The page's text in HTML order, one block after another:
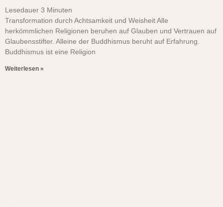
Lesedauer 3 Minuten
Transformation durch Achtsamkeit und Weisheit Alle
herkömmlichen Religionen beruhen auf Glauben und Vertrauen auf
Glaubensstifter. Alleine der Buddhismus beruht auf Erfahrung.
Buddhismus ist eine Religion
Weiterlesen »